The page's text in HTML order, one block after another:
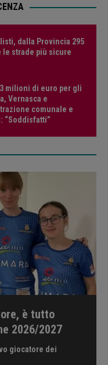
dalla Provincia 295
le strade più sicure
milioni di euro per gli
Vernasca e
comunale e
“Soddisfatti”
è tutto
2026/2027
giocatore dei